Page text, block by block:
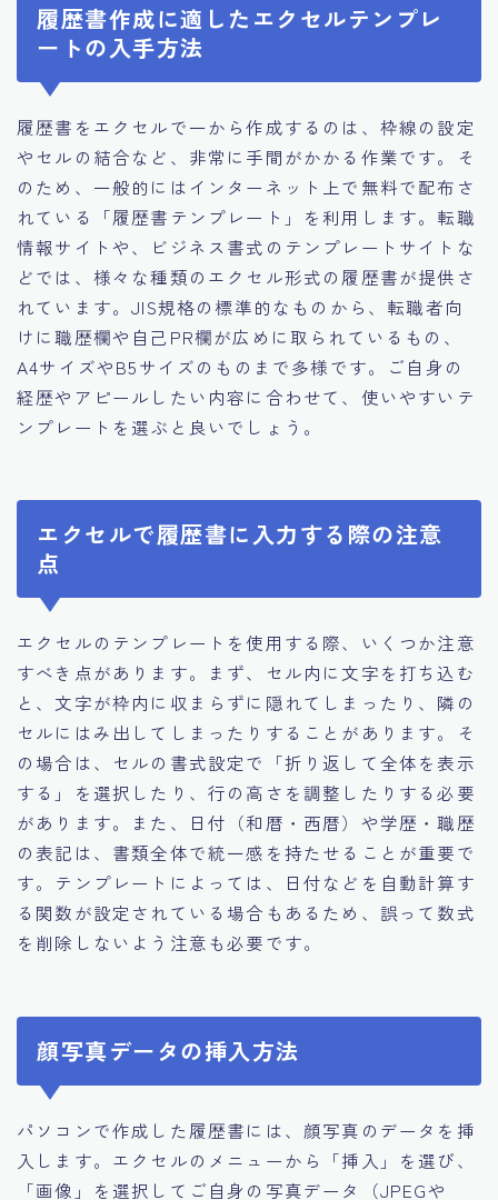
履歴書作成に適したエクセルテンプレ
ートの入手方法
履歴書をエクセルで一から作成するのは、枠線の設定
やセルの結合など、非常に手間がかかる作業です。そ
のため、一般的にはインターネット上で無料で配布さ
れている「履歴書テンプレート」を利用します。転職
情報サイトや、ビジネス書式のテンプレートサイトな
どでは、様々な種類のエクセル形式の履歴書が提供さ
れています。JIS規格の標準的なものから、転職者向
けに職歴欄や自己PR欄が広めに取られているもの、
A4サイズやB5サイズのものまで多様です。ご自身の
経歴やアピールしたい内容に合わせて、使いやすいテ
ンプレートを選ぶと良いでしょう。
エクセルで履歴書に入力する際の注意
点
エクセルのテンプレートを使用する際、いくつか注意
すべき点があります。まず、セル内に文字を打ち込む
と、文字が枠内に収まらずに隠れてしまったり、隣の
セルにはみ出してしまったりすることがあります。そ
の場合は、セルの書式設定で「折り返して全体を表示
する」を選択したり、行の高さを調整したりする必要
があります。また、日付（和暦・西暦）や学歴・職歴
の表記は、書類全体で統一感を持たせることが重要で
す。テンプレートによっては、日付などを自動計算す
る関数が設定されている場合もあるため、誤って数式
を削除しないよう注意も必要です。
顔写真データの挿入方法
パソコンで作成した履歴書には、顔写真のデータを挿
入します。エクセルのメニューから「挿入」を選び、
「画像」を選択してご自身の写真データ（JPEGや